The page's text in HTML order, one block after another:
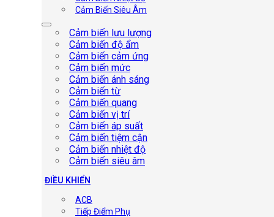
Cảm Biến Siêu Âm
Cảm biến lưu lượng
Cảm biến độ ẩm
Cảm biến cảm ứng
Cảm biến mức
Cảm biến ánh sáng
Cảm biến từ
Cảm biến quang
Cảm biến vị trí
Cảm biến áp suất
Cảm biến tiệm cận
Cảm biến nhiệt độ
Cảm biến siêu âm
ĐIỀU KHIỂN
ACB
Tiếp Điểm Phụ